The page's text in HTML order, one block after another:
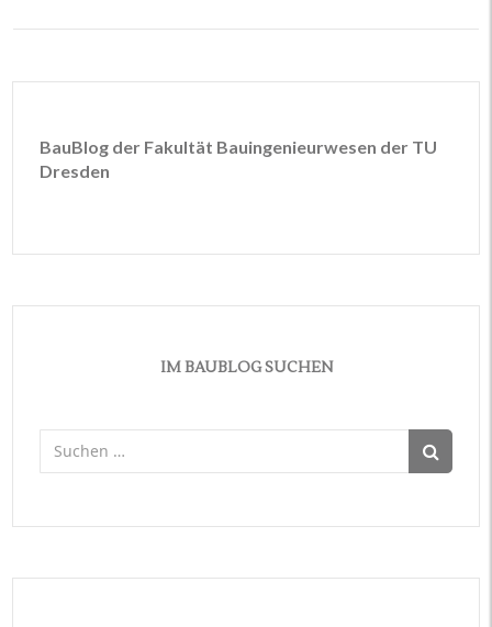
BauBlog der Fakultät Bauingenieurwesen der TU
Dresden
IM BAUBLOG SUCHEN
Suchen
nach: